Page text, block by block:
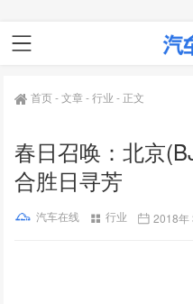
首页-文章-行业 - 正文
春日召唤：北京
合胜日寻芳
汽车在线 行业 2018年